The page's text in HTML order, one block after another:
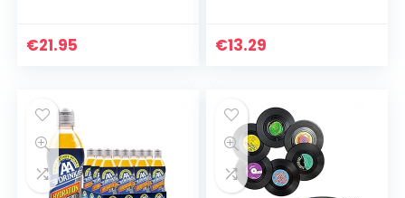
elektrolytoplossing
€21.95
rs, retro cD-
€13.29